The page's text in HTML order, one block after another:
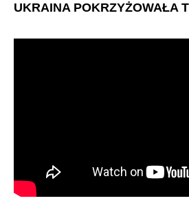
UKRAINA POKRZYŻOWAŁA